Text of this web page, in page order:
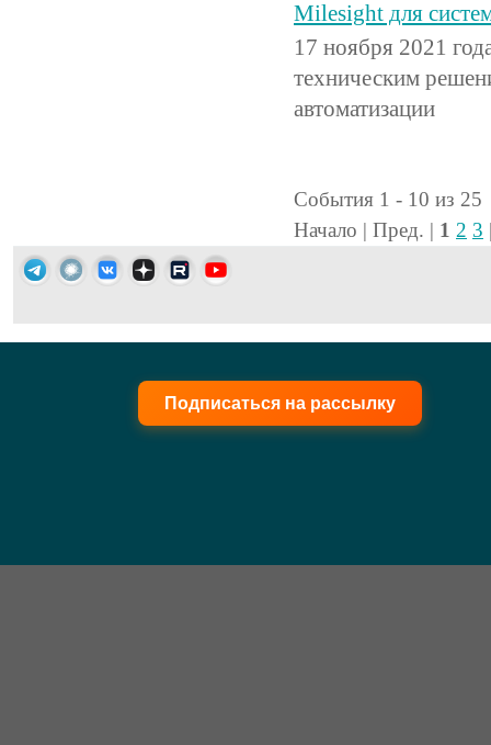
Milesight для
17 ноября 2021
техническим
автоматизации
События 1 - 10 из 25
Начало | Пред. | 1 2 3
Подписаться на рассылку